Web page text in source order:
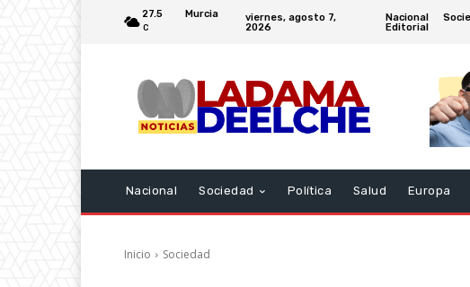
27.5
C
Murcia
viernes, agosto 7,
2026
Nacional
Editorial
Nacional Sociedad Política Salud Europa
Inicio Sociedad